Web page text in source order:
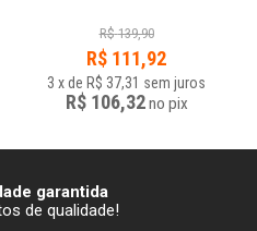
R$ 139,90
R$ 111,92
3 xde R$ 37,31 sem juros
R$ 106,32no pix
garantida
de qualidade!